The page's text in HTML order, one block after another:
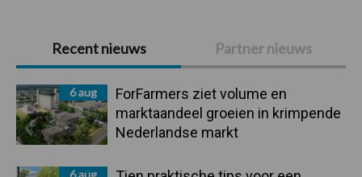
Primaire
Sidebar
Recent nieuws Partner nieuws
6 aug
ForFarmers ziet volume en
marktaandeel groeien in krimpende
Nederlandse markt
6 aug